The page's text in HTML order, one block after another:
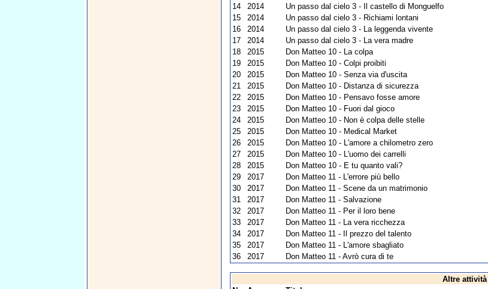
14
2014
Un passo dal cielo 3 - Il castello di Monguelfo
15
2014
Un passo dal cielo 3 - Richiami lontani
16
2014
Un passo dal cielo 3 - La leggenda vivente
17
2014
Un passo dal cielo 3 - La vera madre
18
2015
Don Matteo 10 - La colpa
19
2015
Don Matteo 10 - Colpi proibiti
20
2015
Don Matteo 10 - Senza via d'uscita
21
2015
Don Matteo 10 - Distanza di sicurezza
22
2015
Don Matteo 10 - Pensavo fosse amore
23
2015
Don Matteo 10 - Fuori dal gioco
24
2015
Don Matteo 10 - Non è colpa delle stelle
25
2015
Don Matteo 10 - Medical Market
26
2015
Don Matteo 10 - L'amore a chilometro zero
27
2015
Don Matteo 10 - L'uomo dei carrelli
28
2015
Don Matteo 10 - E tu quanto vali?
29
2017
Don Matteo 11 - L'errore più bello
30
2017
Don Matteo 11 - Scene da un matrimonio
31
2017
Don Matteo 11 - Salvazione
32
2017
Don Matteo 11 - Per il loro bene
33
2017
Don Matteo 11 - La vera ricchezza
34
2017
Don Matteo 11 - Il prezzo del talento
35
2017
Don Matteo 11 - L'amore sbagliato
36
2017 Don Matteo 11 - Avrò cura di te
Altre attività